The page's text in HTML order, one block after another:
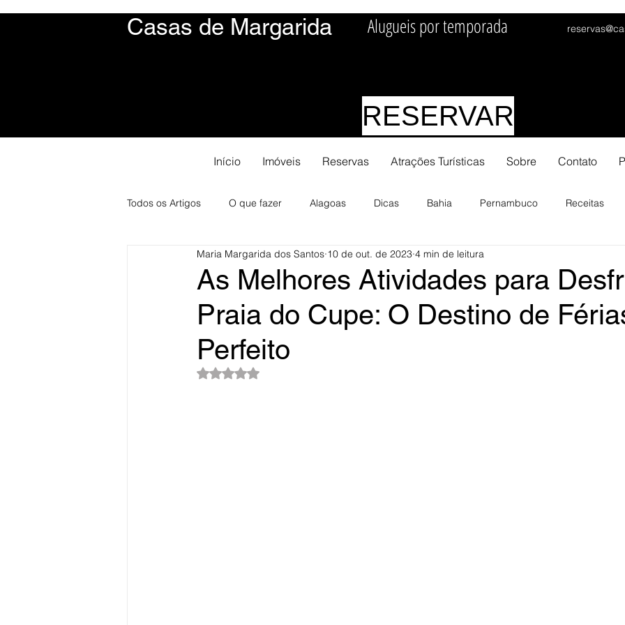
Casas de Margarida Alugueis por temporada
RESERVAR
Início Imóveis Reservas Atrações Turísticas Sobre Contato
Todos os Artigos O que fazer Alagoas Dicas Bahia Pernambuco Receitas
Viagem
As Melhores Atividades para
Praia do Cupe: O Destino de
Perfeito
Maria Margarida dos Santos 10 de out. de 2023 4 min de leitura
Avaliado com NaN de 5 estrelas.